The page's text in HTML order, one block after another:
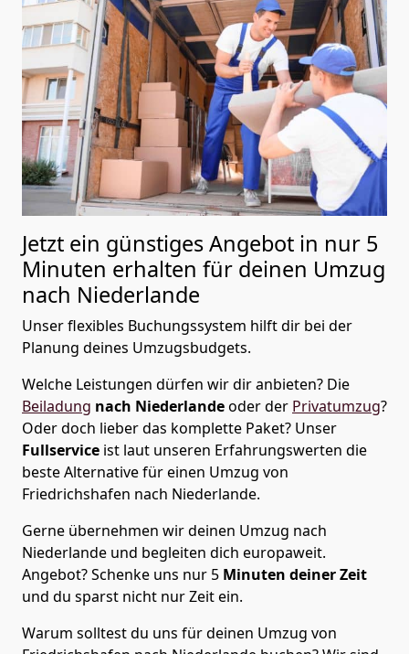
Jetzt ein günstiges Angebot in nur 5
Minuten erhalten für deinen Umzug
nach Niederlande
Unser flexibles Buchungssystem hilft dir bei der
Planung deines Umzugsbudgets.
Welche Leistungen dürfen wir dir anbieten? Die
Beiladung nach Niederlandeoder der Privatumzug?
Oder doch lieber das komplette Paket? Unser
Fullservice ist laut unseren Erfahrungswerten die
beste Alternative für einen Umzug von
Friedrichshafen nach Niederlande.
Gerne übernehmen wir deinen Umzug nach
Niederlande und begleiten dich europaweit.
Angebot? Schenke uns nur 5 Minuten deiner Zeit
und du sparst nicht nur Zeit ein.
Warum solltest du uns für deinen Umzug von